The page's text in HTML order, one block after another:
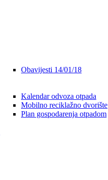
Obavijesti 14/01/18
Kalendar odvoza otpada
Mobilno reciklažno dvorište
Plan gospodarenja otpadom